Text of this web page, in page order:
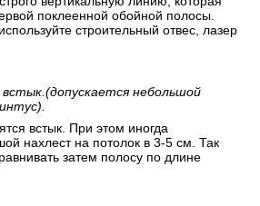
на стену
вертикальную линию, которая
поклеенной обойной полосы.
строительный отвес, лазер